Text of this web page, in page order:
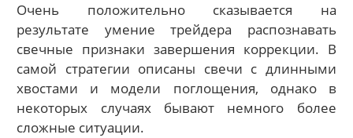
Очень положительно сказывается на
результате умение трейдера распознавать
свечные признаки завершения коррекции. В
самой стратегии описаны свечи с длинными
хвостами и модели поглощения, однако в
некоторых случаях бывают немного более
сложные ситуации.